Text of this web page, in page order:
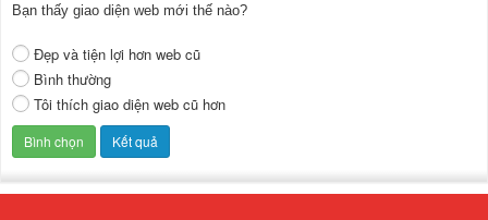
Bạn thấy giao diện web mới thế nào?
Đẹp và tiện lợi hơn web cũ
Bình thường
Tôi thích giao diện web cũ hơn